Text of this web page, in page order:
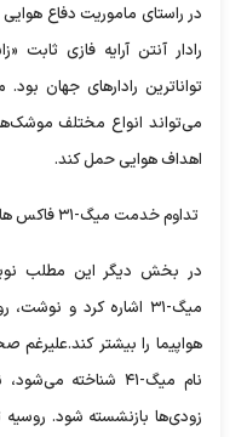
می‌تواند انواع مختلف
اهداف هوایی حمل کند.
تداوم خدمت میگ-۳۱ فاکس هاوند
در بخش دیگر این مطلب
میگ-۳۱ اشاره کرد و
نام میگ-۴۱ شناخته
زودی‌ها بازنشسته شود. روسیه